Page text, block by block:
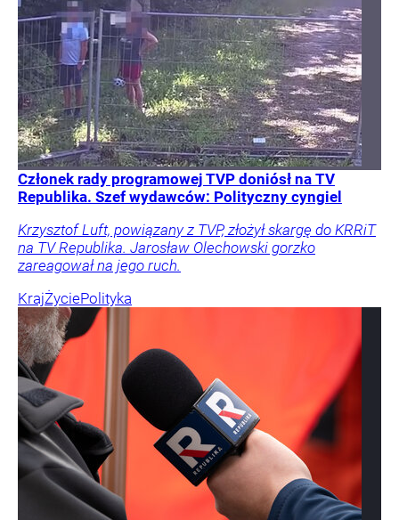
Członek rady programowej TVP doniósł na TV
Republika. Szef wydawców: Polityczny cyngiel
Krzysztof Luft, powiązany z TVP, złożył skargę do KRRiT
na TV Republika. Jarosław Olechowski gorzko
zareagował na jego ruch.
KrajŻyciePolityka